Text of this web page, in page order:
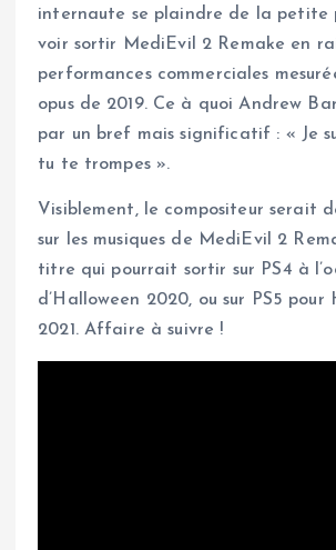
internaute se plaindre de la petite
voir sortir MediEvil 2 Remake en
performances commerciales
opus de 2019. Ce à quoi Andrew
par un bref mais significatif : « Je
tu te trompes ».
Visiblement, le compositeur serait
sur les musiques de MediEvil 2
titre qui pourrait sortir sur PS4 à
d’Halloween 2020, ou sur PS5 pour
2021. Affaire à suivre !